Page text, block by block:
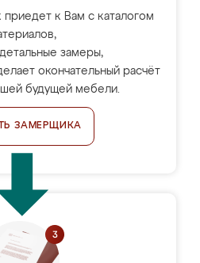
к Вам с каталогом
замеры,
окончательный расчёт
будущей мебели.
ЗАМЕРЩИКА